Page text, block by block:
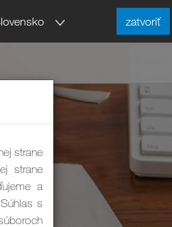
zatvoriť
strane
strane
a
s